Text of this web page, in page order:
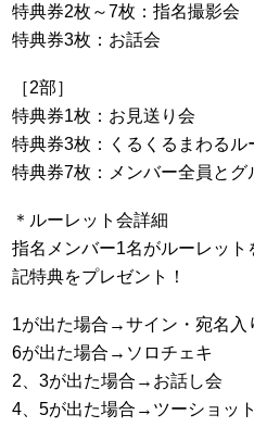
特典券2枚～7枚：指名撮影会
特典券3枚：お話会
［2部］
特典券1枚：お見送り会
特典券3枚：くるくるまわるル
特典券7枚：メンバー全員とグ
＊ルーレット会詳細
指名メンバー1名がルーレッ
記特典をプレゼント！
1が出た場合→サイン・宛名入
6が出た場合→ソロチェキ
2、3が出た場合→お話し会
4、5が出た場合→ツーショッ